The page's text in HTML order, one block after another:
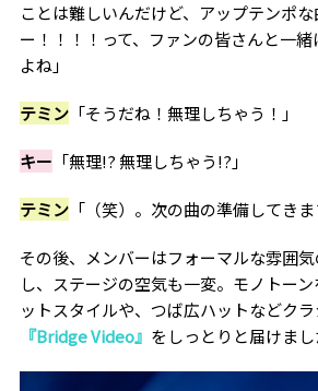
ことは難しいんだけど、アップテンポ
ー！！！！って、ファンの皆さんと一
よね」
テミン「そうだね！無理しちゃう！」
キー 「無理!? 無理しちゃう!?」
テミン「（笑）。次の曲の準備してきま
その後、メンバーはフォーマルな雰囲
し、ステージの空気も一変。モノトー
ットスタイルや、つば広ハットなどク
『Bridge Video』 をしっとりと届けまし